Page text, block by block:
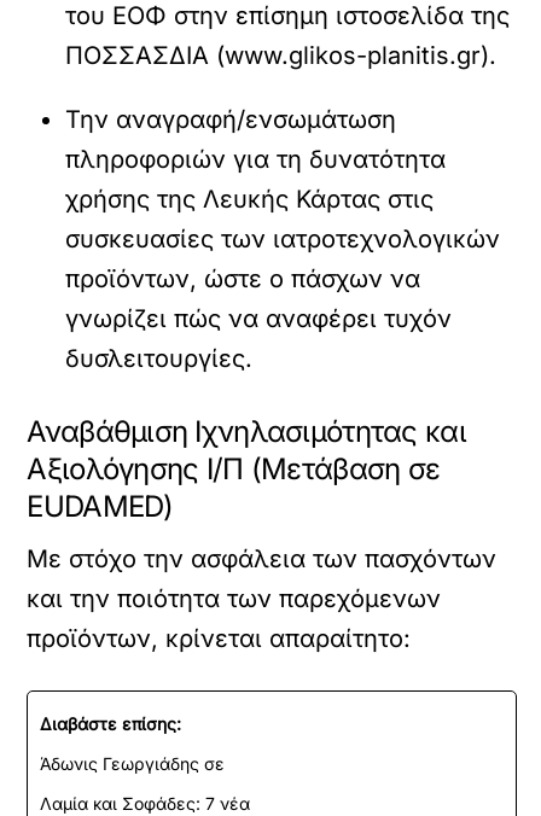
του ΕΟΦ στην επίσημη ιστοσελίδα της
ΠΟΣΣΑΣΔΙΑ (www.glikos-planitis.gr).
Την αναγραφή/ενσωμάτωση
πληροφοριών για τη δυνατότητα
χρήσης της Λευκής Κάρτας στις
συσκευασίες των ιατροτεχνολογικών
προϊόντων, ώστε ο πάσχων να
γνωρίζει πώς να αναφέρει τυχόν
δυσλειτουργίες.
Αναβάθμιση Ιχνηλασιμότητας και
Αξιολόγησης Ι/Π (Μετάβαση σε
EUDAMED)
Με στόχο την ασφάλεια των πασχόντων
και την ποιότητα των παρεχόμενων
προϊόντων, κρίνεται απαραίτητο:
Διαβάστε επίσης:
Άδωνις Γεωργιάδης σε
Λαμία και Σοφάδες: 7 νέα